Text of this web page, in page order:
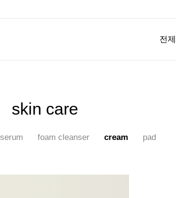
전
skin care
serum foam cleanser cream pad